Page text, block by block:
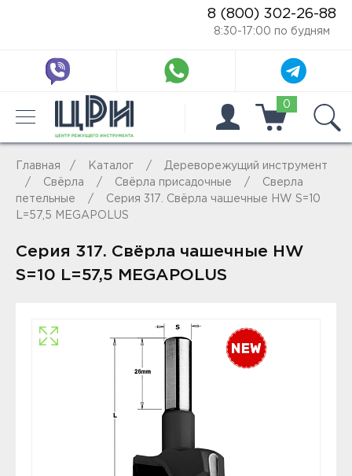
8 (800) 302-26-88
8:30-17:00 по будням
0
Главная Каталог
Дереворежущий инструмент
Свёрла
Свёрла присадочные
Сверла
петельные
Серия 317. Свёрла чашечные HW S=10
L=57,5 MEGAPOLUS
Серия 317. Свёрла чашечные HW
S=10 L=57,5 MEGAPOLUS